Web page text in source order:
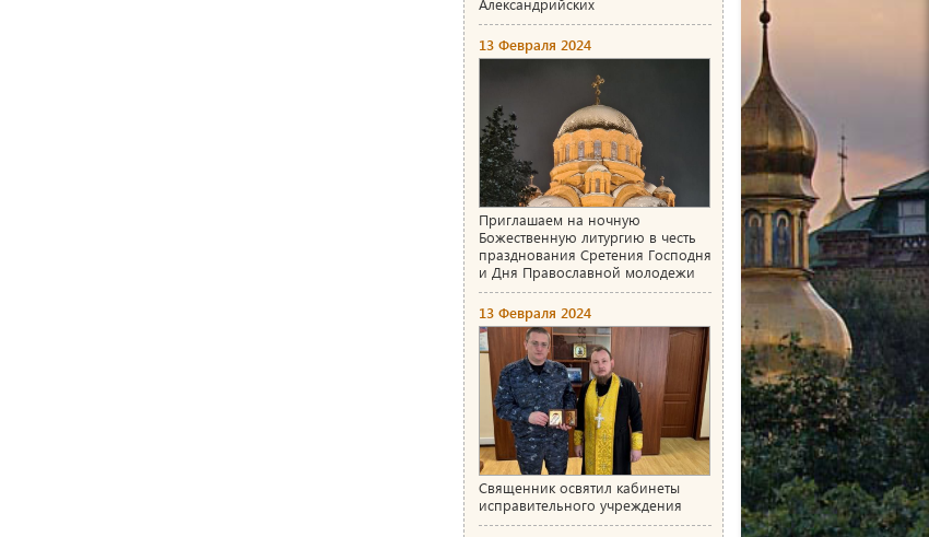
13 Февраля 2024
Приглашаем на ночную
Божественную литургию в честь
празднования Сретения Господня
и Дня Православной молодежи
13 Февраля 2024
Священник освятил кабинеты
исправительного учреждения